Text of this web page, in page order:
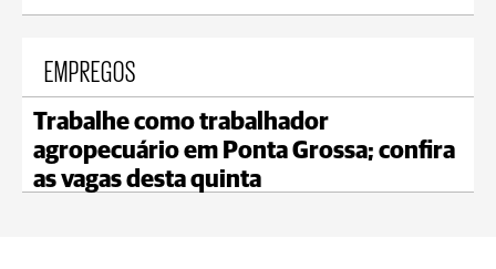
EMPREGOS
Trabalhe como trabalhador
agropecuário em Ponta Grossa; confira
as vagas desta quinta